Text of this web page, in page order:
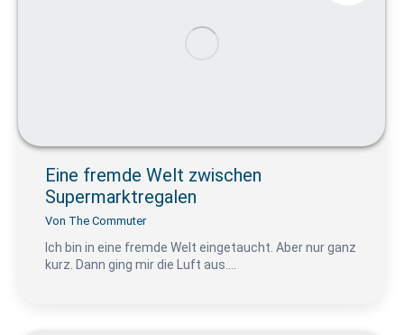
Eine fremde Welt zwischen
Supermarktregalen
Von The Commuter
Ich bin in eine fremde Welt eingetaucht. Aber nur ganz
kurz. Dann ging mir die Luft aus.…